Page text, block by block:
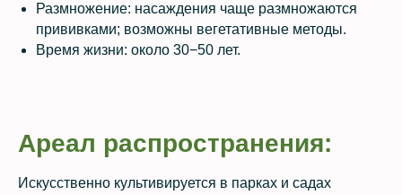
Размножение: насаждения чаще размножаются
прививками; возможны вегетативные методы.
Время жизни: около 30−50 лет.
Ареал распространения:
Искусственно культивируется в парках и садах